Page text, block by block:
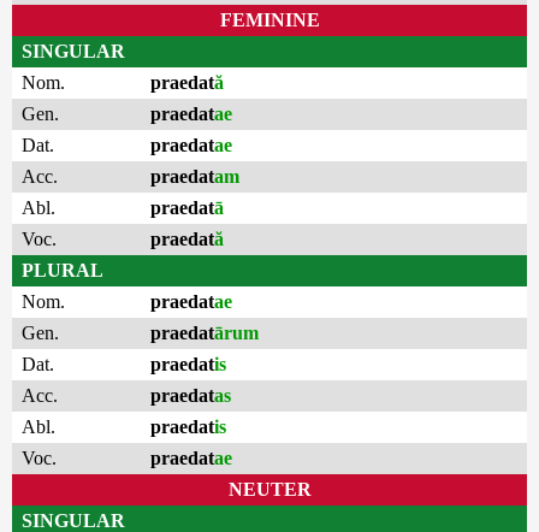
FEMININE
SINGULAR
Nom.
praedată
Gen.
praedatae
Dat.
praedatae
Acc.
praedatam
Abl.
praedatā
Voc.
praedată
PLURAL
Nom.
praedatae
Gen.
praedatārum
Dat.
praedatis
Acc.
praedatas
Abl.
praedatis
Voc.
praedatae
NEUTER
SINGULAR